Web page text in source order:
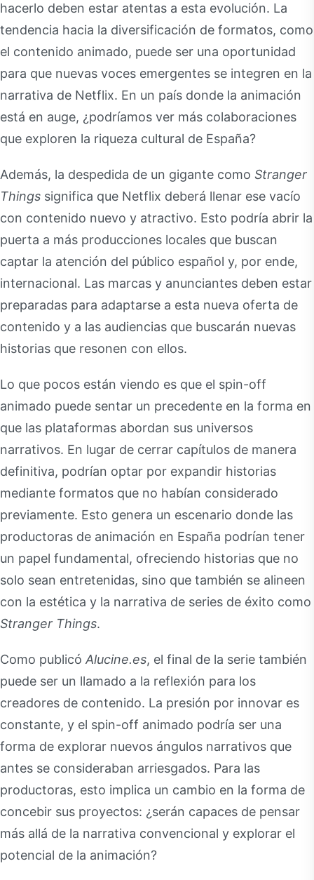
hacerlo deben estar atentas a esta evolución. La
tendencia hacia la diversificación de formatos, como
el contenido animado, puede ser una oportunidad
para que nuevas voces emergentes se integren en la
narrativa de Netflix. En un país donde la animación
está en auge, ¿podríamos ver más colaboraciones
que exploren la riqueza cultural de España?
Además, la despedida de un gigante como Stranger
Things significa que Netflix deberá llenar ese vacío
con contenido nuevo y atractivo. Esto podría abrir la
puerta a más producciones locales que buscan
captar la atención del público español y, por ende,
internacional. Las marcas y anunciantes deben estar
preparadas para adaptarse a esta nueva oferta de
contenido y a las audiencias que buscarán nuevas
historias que resonen con ellos.
Lo que pocos están viendo es que el spin-off
animado puede sentar un precedente en la forma en
que las plataformas abordan sus universos
narrativos. En lugar de cerrar capítulos de manera
definitiva, podrían optar por expandir historias
mediante formatos que no habían considerado
previamente. Esto genera un escenario donde las
productoras de animación en España podrían tener
un papel fundamental, ofreciendo historias que no
solo sean entretenidas, sino que también se alineen
con la estética y la narrativa de series de éxito como
Stranger Things.
Como publicó Alucine.es, el final de la serie también
puede ser un llamado a la reflexión para los
creadores de contenido. La presión por innovar es
constante, y el spin-off animado podría ser una
forma de explorar nuevos ángulos narrativos que
antes se consideraban arriesgados. Para las
productoras, esto implica un cambio en la forma de
concebir sus proyectos: ¿serán capaces de pensar
más allá de la narrativa convencional y explorar el
potencial de la animación?